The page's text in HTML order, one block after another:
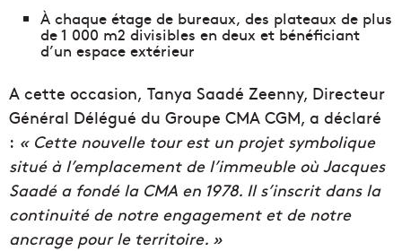
À chaque étage de bureaux, des plateaux de plus
de 1 000 m2 divisibles en deux et bénéficiant
d’un espace extérieur
A cette occasion, Tanya Saadé Zeenny, Directeur
Général Délégué du Groupe CMA CGM, a déclaré
: « Cette nouvelle tour est un projet symbolique
situé à l’emplacement de l’immeuble où Jacques
Saadé a fondé la CMA en 1978. Il s’inscrit dans la
continuité de notre engagement et de notre
ancrage pour le territoire. »